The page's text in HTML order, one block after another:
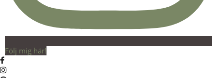
Följ mig här!